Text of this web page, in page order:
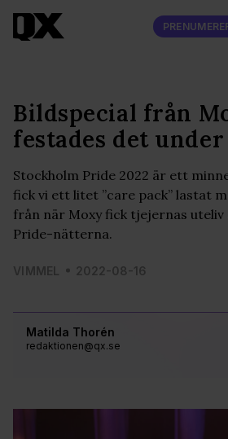
Matilda Thorén
redaktionen@qx.se
Bildspecial från
festades det
Stockholm Pride 2022 är ett
fick vi ett litet ”care pack” lastat
från när Moxy fick tjejernas
Pride-nätterna.
VIMMEL 2022-08-16